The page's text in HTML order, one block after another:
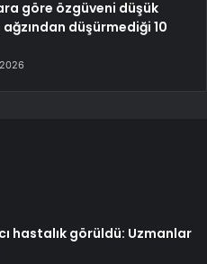
göre özgüveni düşük
ağzından düşürmediği 10
hastalık görüldü: Uzmanlar